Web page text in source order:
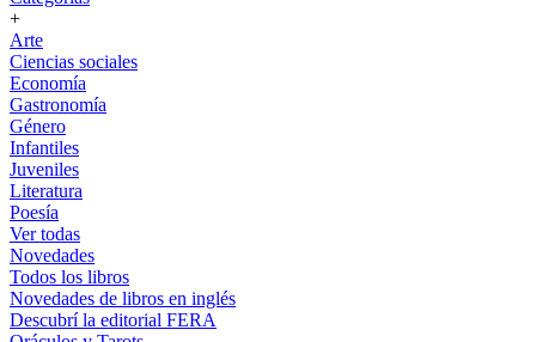
+
Arte
Ciencias sociales
Economía
Gastronomía
Género
Infantiles
Juveniles
Literatura
Poesía
Ver todas
Novedades
Todos los libros
Novedades de libros en inglés
Descubrí la editorial FERA